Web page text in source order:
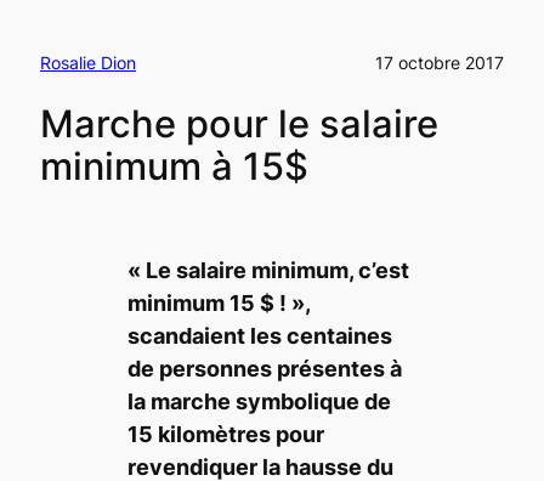
Rosalie Dion 17 octobre 2017
Marche pour le salaire
minimum à 15$
« Le salaire minimum, c’est
minimum 15 $ ! »,
scandaient les centaines
de personnes présentes à
la marche symbolique de
15 kilomètres pour
revendiquer la hausse du